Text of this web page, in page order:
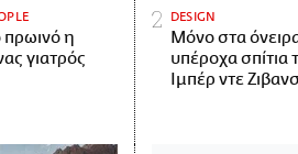
πρωινό η
γιατρός
DESIGN
Μόνο στα
υπέροχα σπίτια
Ιμπέρ ντε